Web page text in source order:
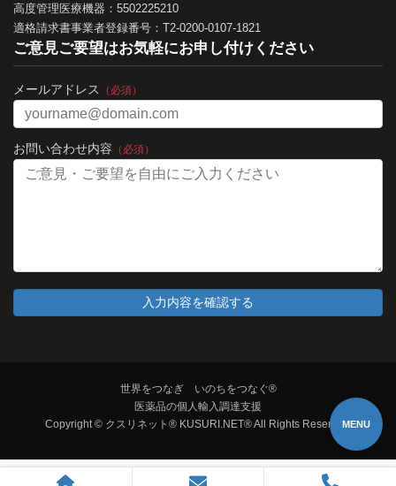
高度管理医療機器：5502225210
適格請求書事業者登録番号：T2-0200-0107-1821
ご意見ご要望はお気軽にお申し付けください
メールアドレス （必須）
お問い合わせ内容 （必須）
世界をつなぎ いのちをつなぐ®
医薬品の個人輸入調達支援
Copyright © クスリネット® KUSURI.NET® All Rights Reserved.MENU